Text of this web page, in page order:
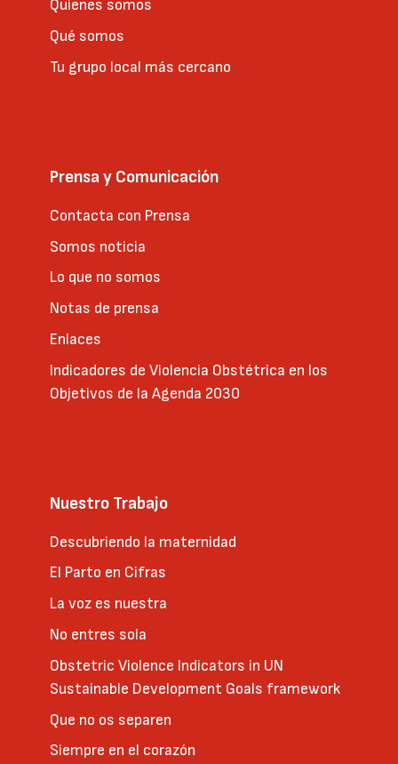
Quienes somos
Qué somos
Tu grupo local más cercano
Prensa y Comunicación
Contacta con Prensa
Somos noticia
Lo que no somos
Notas de prensa
Enlaces
Indicadores de Violencia Obstétrica en los
Objetivos de la Agenda 2030
Nuestro Trabajo
Descubriendo la maternidad
El Parto en Cifras
La voz es nuestra
No entres sola
Obstetric Violence Indicators in UN
Sustainable Development Goals framework
Que no os separen
Siempre en el corazón